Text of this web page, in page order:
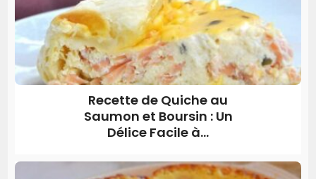
Recette de Quiche au
Saumon et Boursin : Un
Délice Facile à...